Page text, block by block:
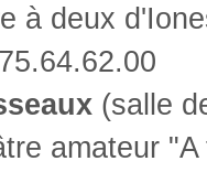
à deux
(salle
amateur